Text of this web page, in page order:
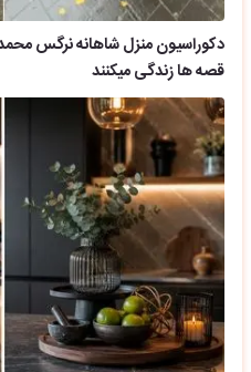
دکوراسیون منزل شاهانه نرگس
قصه ها زندگی میکنند